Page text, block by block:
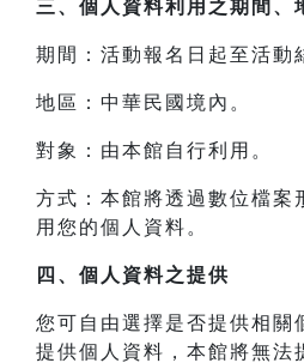
三、 個人資料利用之期間、
期間：活動報名日起至活動
地區：中華民國境內。
對象：由本館自行利用。
方式：本館將透過數位檔案
用您的個人資料。
四、 個人資料之提供
您可自由選擇是否提供相關
提供個人資料，本館將無法